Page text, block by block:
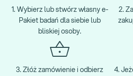
1. Wybierz lub stwórz własny e-
Pakiet badań dla siebie lub
bliskiej osoby.
2.
3. Złóż zamówienie i odbierz
4.